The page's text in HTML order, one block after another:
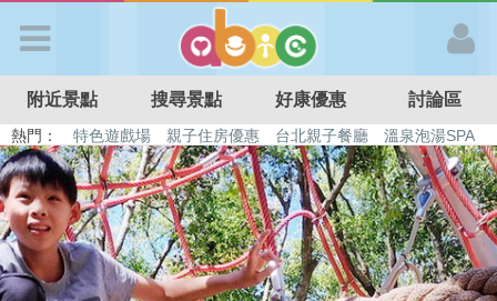
APP登入
首 頁
搜尋景點
附近景點 搜尋景點 好康優惠 討論區
熱門： 特色遊戲場 親子住房優惠 台北親子餐廳
溫泉泡湯SPA
溜滑梯民宿
觀光工廠 DIY摘果 日本親子景點